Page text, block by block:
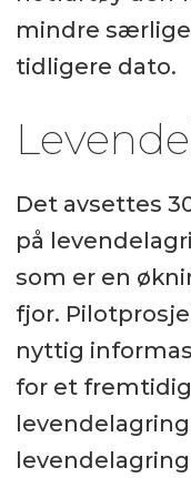
mindre
tidligere dato.
Det avsettes
på
som er en
fjor.
nyttig
for et